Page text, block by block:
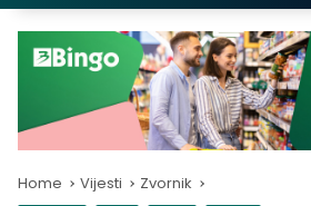
Home Vijesti Zvornik